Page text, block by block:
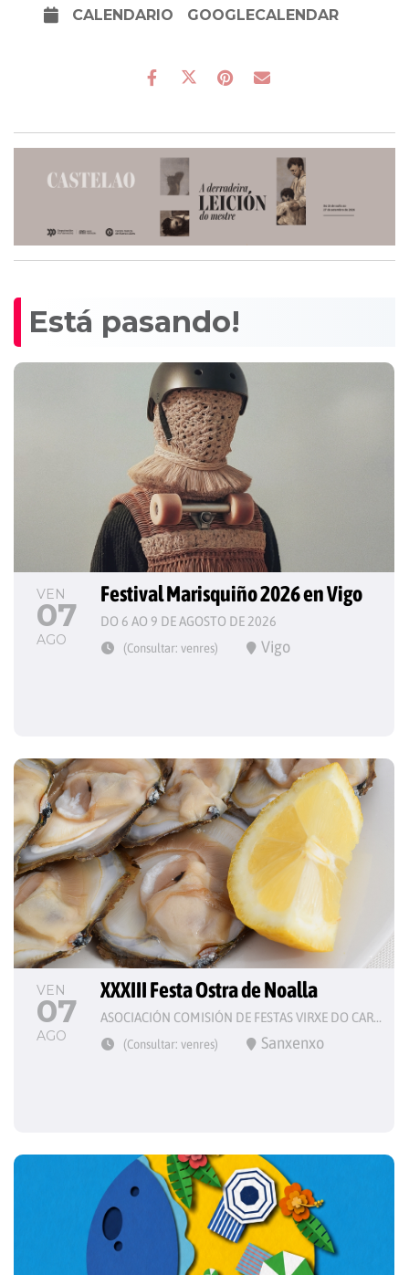
CALENDARIO GOOGLECALENDAR
Está pasando!
VEN
07
AGO
Festival Marisquiño 2026 en Vigo
DO 6 AO 9 DE AGOSTO DE 2026
(Consultar: venres) Vigo
VEN
07
AGO
XXXIII Festa Ostra de Noalla
ASOCIACIÓN COMISIÓN DE FESTAS VIRXE DO CARME
(Consultar: venres) Sanxenxo